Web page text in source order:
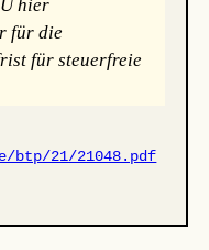
hier
für die
für steuerfreie
btp/21/21048.pdf